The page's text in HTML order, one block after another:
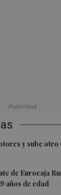
y sube otro
de Eurocaja
años de edad